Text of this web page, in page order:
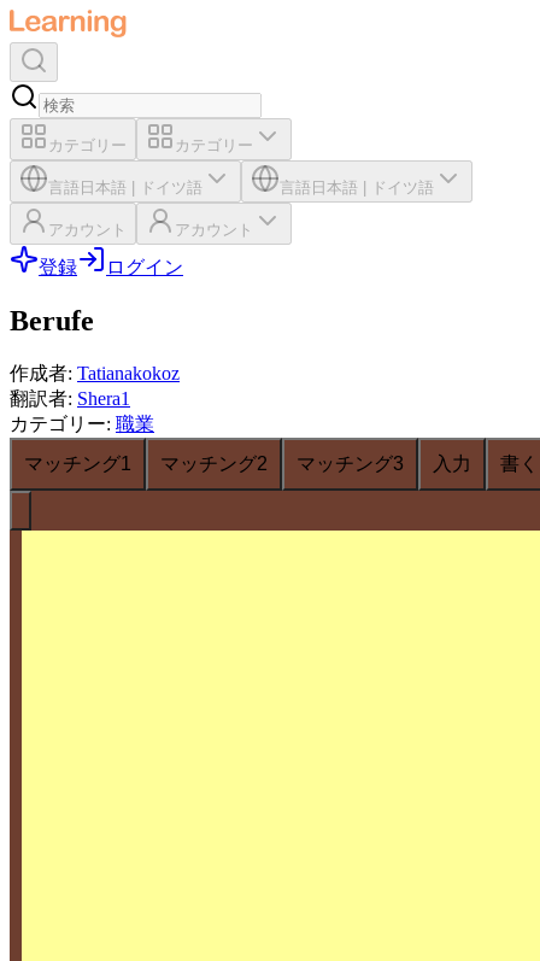
カテゴリー カテゴリー
言語 日本語 ドイツ語 言語 日本語 ドイツ語
アカウント アカウント
登録 ログイン
Berufe
作成者: Tatianakokoz
翻訳者: Shera1
カテゴリー: 職業
マッチング1
マッチング2 マッチング3 入力 書く